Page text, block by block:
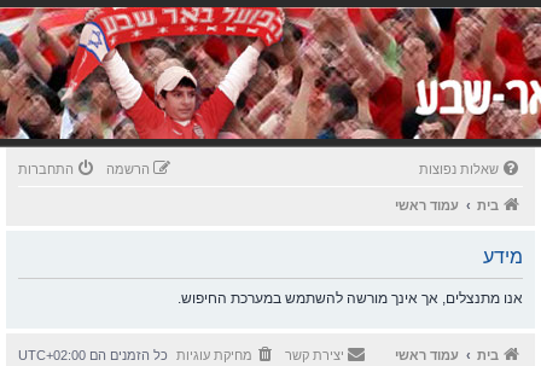
שאלות נפוצות התחברות הרשמה
בית עמוד ראשי
מידע
אנו מתנצלים, אך אינך מורשה להשתמש במערכת החיפוש.
בית עמוד ראשי כל הזמנים הם UTC+02:00 מחיקת עוגיות יצירת קשר